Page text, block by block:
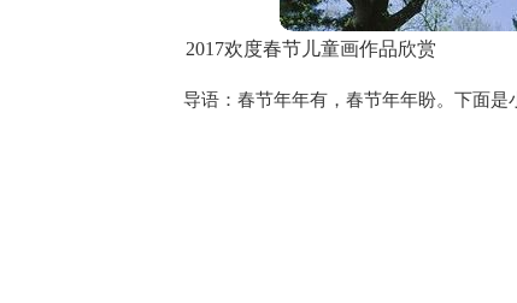
2017欢度春节儿童画作品欣赏
导语：春节年年有，春节年年盼。下面是